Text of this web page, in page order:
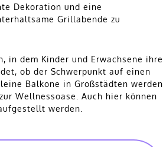
Dekoration und eine
Grillabende zu
in dem Kinder und Erwachsene ihre
ob der Schwerpunkt auf einen
Balkone in Großstädten werden
Wellnessoase. Auch hier können
werden.